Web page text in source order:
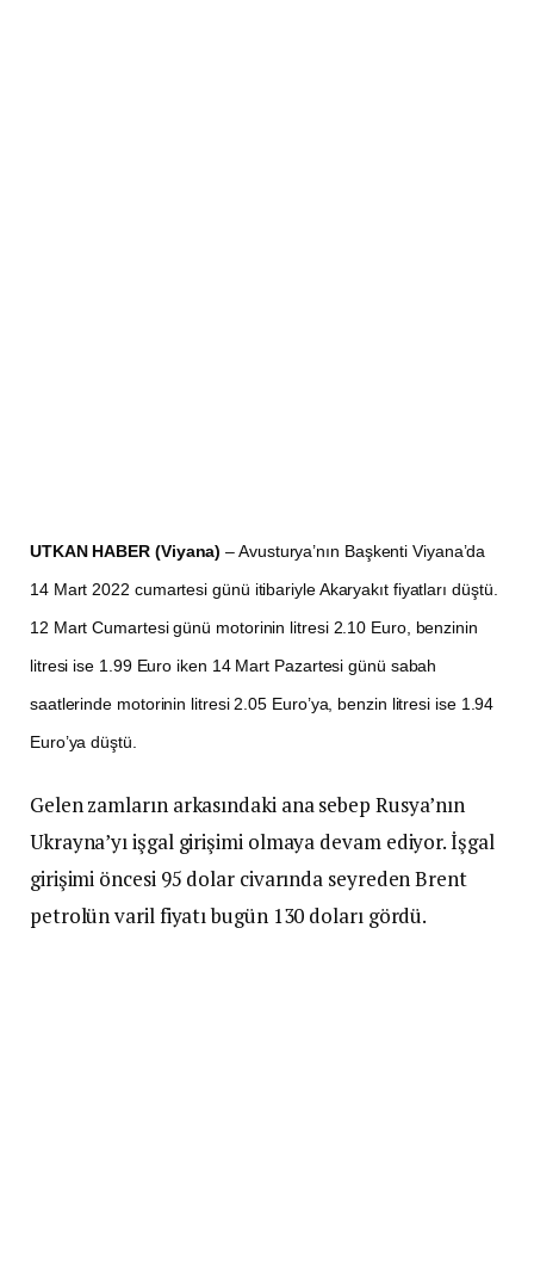
UTKAN HABER (Viyana)– Avusturya’nın Başkenti Viyana’da
14 Mart 2022 cumartesi günü itibariyle Akaryakıt fiyatları düştü.
12 Mart Cumartesi günü motorinin litresi 2.10 Euro, benzinin
litresi ise 1.99 Euro iken 14 Mart Pazartesi günü sabah
saatlerinde motorinin litresi 2.05 Euro’ya, benzin litresi ise 1.94
Euro’ya düştü.
Gelen zamların arkasındaki ana sebep Rusya’nın
Ukrayna’yı işgal girişimi olmaya devam ediyor. İşgal
girişimi öncesi 95 dolar civarında seyreden Brent
petrolün varil fiyatı bugün 130 doları gördü.